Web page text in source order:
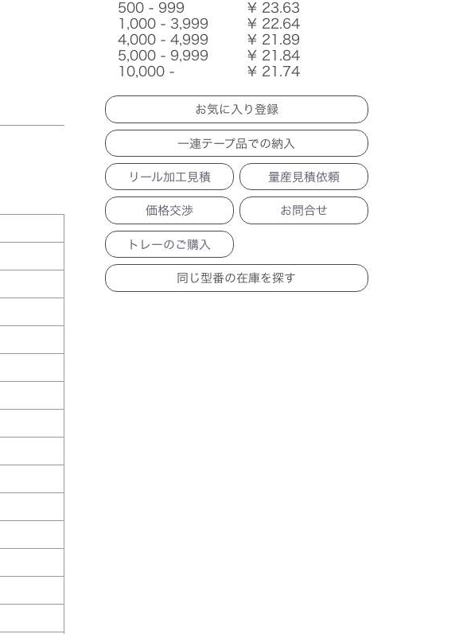
500 - 999
¥ 23.63
1,000 - 3,999
¥ 22.64
4,000 - 4,999
¥ 21.89
5,000 - 9,999
¥ 21.84
10,000 -
¥ 21.74
一連テープ品での納入
リール加工見積 量産見積依頼
価格交渉 お問合せ
トレーのご購入